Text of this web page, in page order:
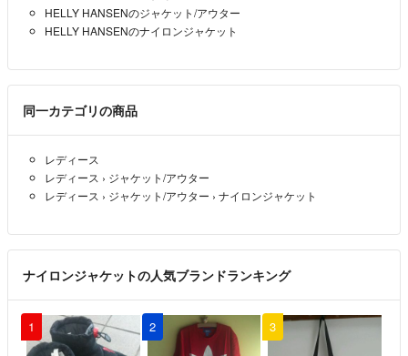
HELLY HANSENのジャケット/アウター
HELLY HANSENのナイロンジャケット
同一カテゴリの商品
レディース
レディース › ジャケット/アウター
レディース › ジャケット/アウター › ナイロンジャケット
ナイロンジャケットの人気ブランドランキング
1 2 3